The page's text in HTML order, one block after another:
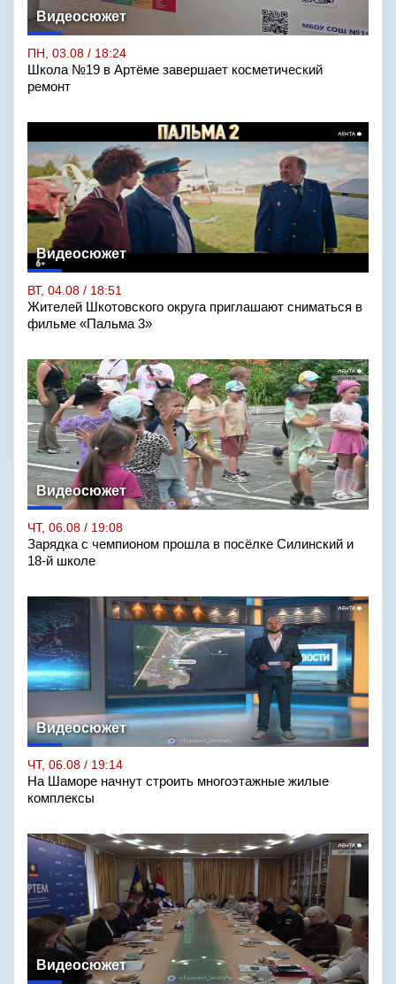
Видеосюжет
ПН, 03.08 / 18:24
Школа №19 в Артёме завершает косметический
ремонт
Видеосюжет
ВТ, 04.08 / 18:51
Жителей Шкотовского округа приглашают сниматься в
фильме «Пальма 3»
Видеосюжет
ЧТ, 06.08 / 19:08
Зарядка с чемпионом прошла в посёлке Силинский и
18-й школе
Видеосюжет
ЧТ, 06.08 / 19:14
На Шаморе начнут строить многоэтажные жилые
комплексы
Видеосюжет